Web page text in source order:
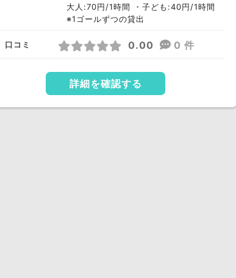
大人:70円/1時間 ・子ども:40円/1時間
※1ゴールずつの貸出
口コミ 0.00 0 件
詳細を確認する